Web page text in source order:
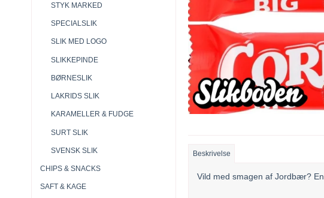
STYK MARKED
SPECIALSLIK
SLIK MED LOGO
SLIKKEPINDE
BØRNESLIK
LAKRIDS SLIK
KARAMELLER & FUDGE
SURT SLIK
SVENSK SLIK
CHIPS & SNACKS
SAFT & KAGE
Beskrivelse
Vild med smagen af Jordbær?